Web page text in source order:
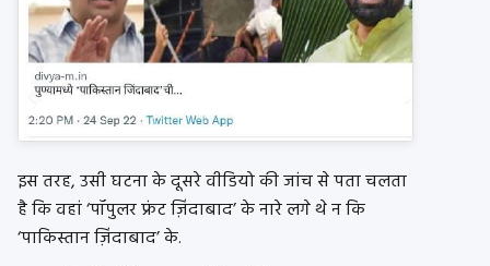
इस तरह, उसी घटना के दूसरे वीडियो की जांच से पता चलता
है कि वहां ‘पॉपुलर फ्रंट ज़िंदाबाद’ के नारे लगे थे न कि
‘पाकिस्तान ज़िंदाबाद’ के.